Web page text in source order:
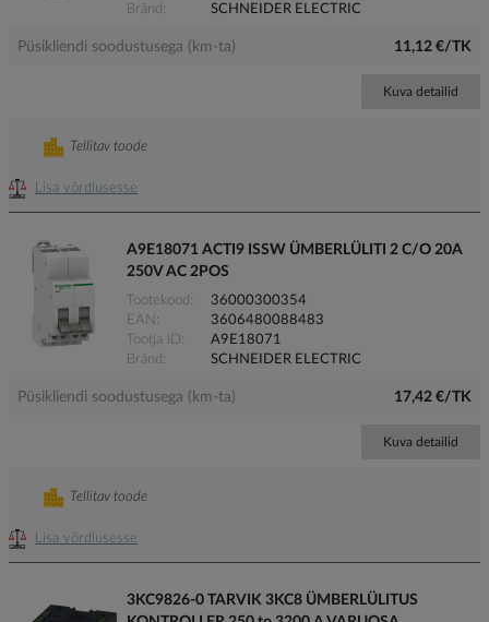
Bränd
SCHNEIDER ELECTRIC
Püsikliendi soodustusega (km-ta) 11,12 €/TK
Kuva detailid
Lisa võrdlusesse
Tellitav toode
A9E18071 ACTI9 ISSW ÜMBERLÜLITI 2 C/O 20A
250V AC 2POS
Tootekood
36000300354
EAN
3606480088483
Tootja ID
A9E18071
Bränd
SCHNEIDER ELECTRIC
Püsikliendi soodustusega (km-ta) 17,42 €/TK
Kuva detailid
Lisa võrdlusesse
Tellitav toode
3KC9826-0 TARVIK 3KC8 ÜMBERLÜLITUS